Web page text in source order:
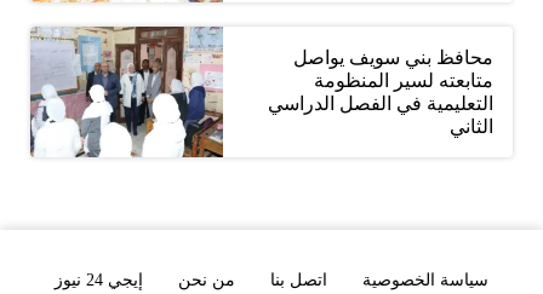
محافظ بني سويف يواصل
متابعته لسير المنظومة
التعليمية في الفصل الدراسي
الثاني
سياسة الخصوصية اتصل بنا من نحن إيجي 24 نيوز